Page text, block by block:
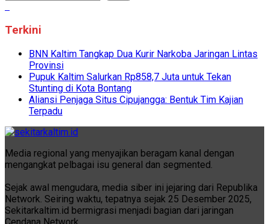
Terkini
BNN Kaltim Tangkap Dua Kurir Narkoba Jaringan Lintas
Provinsi
Pupuk Kaltim Salurkan Rp858,7 Juta untuk Tekan
Stunting di Kota Bontang
Aliansi Penjaga Situs Cipujangga: Bentuk Tim Kajian
Terpadu
Media regional yang menyajikan beragam kanal dengan
mengangkat pelbagai isu general dan segmented.
Sejak awal mengudara, media siber ini jejaring dari Republika
Network. Seiring waktu, tepatnya sejak 25 Desember 2025,
Sekitarkaltim.id bermigrasi menjadi bagian dari jaringan